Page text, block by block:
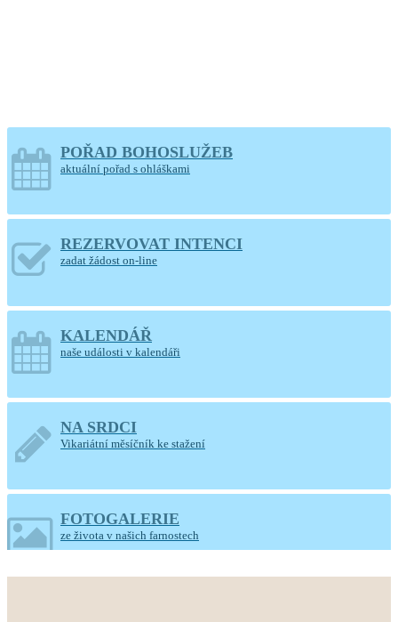
POŘAD BOHOSLUŽEB
aktuální pořad s ohláškami
REZERVOVAT INTENCI
zadat žádost on-line
KALENDÁŘ
naše události v kalendáři
NA SRDCI
Vikariátní měsíčník ke stažení
FOTOGALERIE
ze života v našich farnostech